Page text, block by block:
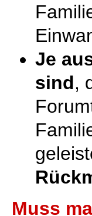
Je
sind,
Muss